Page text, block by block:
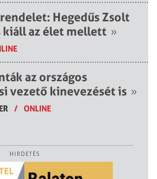
Hegedűs Zsolt
kiáll az élet mellett »
az országos
vezető kinevezését is »
/ ONLINE
HIRDETÉS